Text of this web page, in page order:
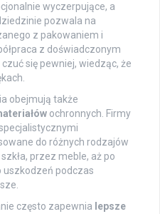
wyczerpujące, a
pozwala na
z pakowaniem i
z doświadczonym
się pewniej, wiedząc, że
obejmują także
ochronnych. Firmy
do różnych rodzajów
przez meble, aż po
uszkodzeń podczas
często zapewnia lepsze